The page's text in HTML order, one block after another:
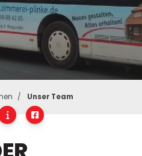
Unser Team